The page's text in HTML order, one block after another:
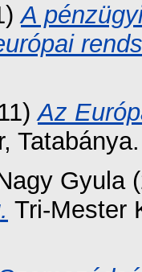
A
Az
Gyula
Tri-Mester